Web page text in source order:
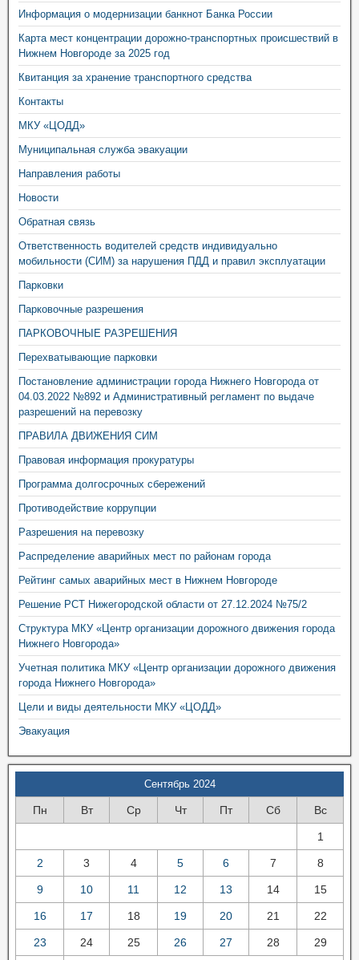
Информация о модернизации банкнот Банка России
Карта мест концентрации дорожно-транспортных происшествий в
Нижнем Новгороде за 2025 год
Квитанция за хранение транспортного средства
Контакты
МКУ «ЦОДД»
Муниципальная служба эвакуации
Направления работы
Новости
Обратная связь
Ответственность водителей средств индивидуально
мобильности (СИМ) за нарушения ПДД и правил эксплуатации
Парковки
Парковочные разрешения
ПАРКОВОЧНЫЕ РАЗРЕШЕНИЯ
Перехватывающие парковки
Постановление администрации города Нижнего Новгорода от
04.03.2022 №892 и Административный регламент по выдаче
разрешений на перевозку
ПРАВИЛА ДВИЖЕНИЯ СИМ
Правовая информация прокуратуры
Программа долгосрочных сбережений
Противодействие коррупции
Разрешения на перевозку
Распределение аварийных мест по районам города
Рейтинг самых аварийных мест в Нижнем Новгороде
Решение РСТ Нижегородской области от 27.12.2024 №75/2
Структура МКУ «Центр организации дорожного движения города
Нижнего Новгорода»
Учетная политика МКУ «Центр организации дорожного движения
города Нижнего Новгорода»
Цели и виды деятельности МКУ «ЦОДД»
Эвакуация
Сентябрь 2024
Пн Вт Ср Чт Пт Сб Вс
1
2 3 4 5 6 7 8
9 10 11 12 13 14 15
16 17 18 19 20 21 22
23 24 25 26 27 28 29